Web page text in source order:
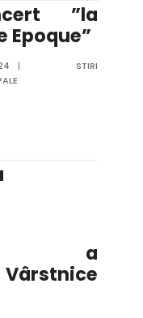
”la
Epoque”
|
STIRI
a